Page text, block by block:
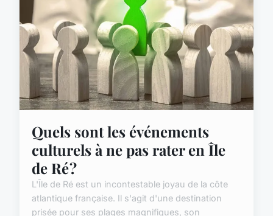
Quels sont les événements
culturels à ne pas rater en Île
de Ré ?
L'Île de Ré est un incontestable joyau de la côte
atlantique française. Il s'agit d'une destination
prisée pour ses plages magnifiques, son